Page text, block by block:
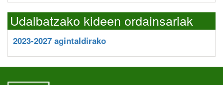
Udalbatzako kideen ordainsariak
2023-2027 agintaldirako